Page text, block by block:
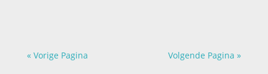
« Vorige Pagina Volgende Pagina »